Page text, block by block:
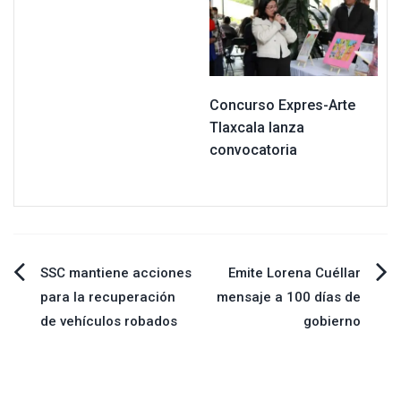
Concurso Expres-Arte
Tlaxcala lanza
convocatoria
Navegación
de
SSC mantiene acciones
para la recuperación
de vehículos robados
Emite Lorena Cuéllar
mensaje a 100 días de
gobierno